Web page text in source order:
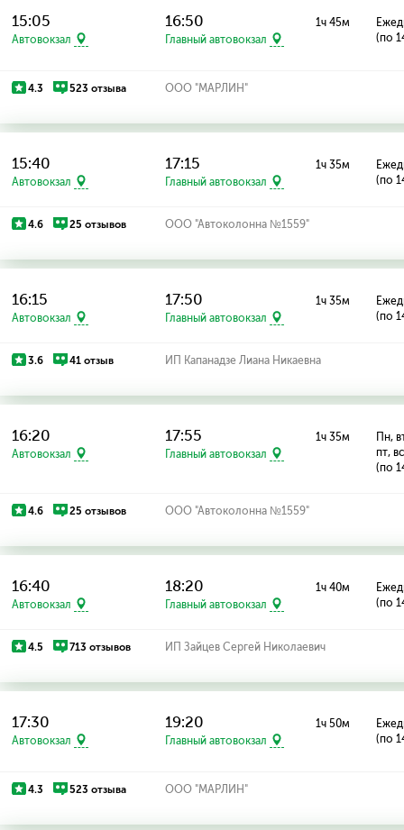
15:05
Автовокзал
16:50
Главный автовокзал
1ч 45м
(по
4.3 523 отзыва ООО "МАРЛИН"
15:40
Автовокзал
17:15
Главный автовокзал
1ч 35м
(по
4.6 25 отзывов ООО "Автоколонна №1559"
16:15
Автовокзал
17:50
Главный автовокзал
1ч 35м
(по
3.6 41 отзыв ИП Капанадзе Лиана Никаевна
16:20
Автовокзал
17:55
Главный автовокзал
1ч 35м
Пн,
пт,
(по
4.6 25 отзывов ООО "Автоколонна №1559"
16:40
Автовокзал
18:20
Главный автовокзал
1ч 40м
(по
4.5 713 отзывов ИП Зайцев Сергей Николаевич
17:30
Автовокзал
19:20
Главный автовокзал
1ч 50м
(по
4.3 523 отзыва ООО "МАРЛИН"